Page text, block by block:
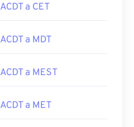
ACDT a CET
ACDT a MDT
ACDT a MEST
ACDT a MET